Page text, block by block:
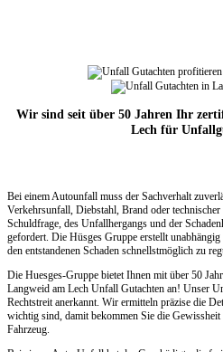
Wir sind seit über 50 Jahren Ihr
Lech für
Bei einem Autounfall muss der Sachverhalt
Verkehrsunfall, Diebstahl, Brand oder
Schuldfrage, des Unfallhergangs und der
gefordert. Die Hüsges Gruppe erstellt
den entstandenen Schaden schnellstmöglich zu
Die Huesges-Gruppe bietet Ihnen mit über 50
Langweid am Lech Unfall Gutachten an! Unser
Rechtstreit anerkannt. Wir ermitteln präzise die
wichtig sind, damit bekommen Sie die Gewissheit
Fahrzeug.